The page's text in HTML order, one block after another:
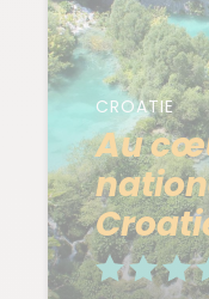
CROATIE
Au